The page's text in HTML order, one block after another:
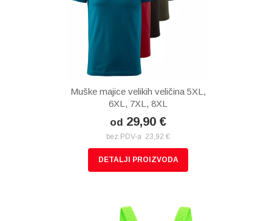
Muške majice velikih veličina 5XL,
6XL, 7XL, 8XL
od 29,90 €
bez PDV-a 23,92 €
DETALJI PROIZVODA